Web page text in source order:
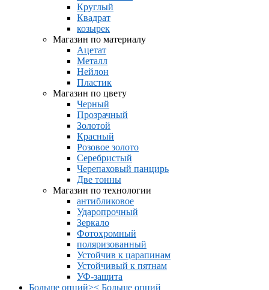
Круглый
Квадрат
козырек
Магазин по материалу
Ацетат
Металл
Нейлон
Пластик
Магазин по цвету
Черный
Прозрачный
Золотой
Красный
Розовое золото
Серебристый
Черепаховый панцирь
Две тонны
Магазин по технологии
антибликовое
Ударопрочный
Зеркало
Фотохромный
поляризованный
Устойчив к царапинам
Устойчивый к пятнам
УФ-защита
Больше опций>< Больше опций